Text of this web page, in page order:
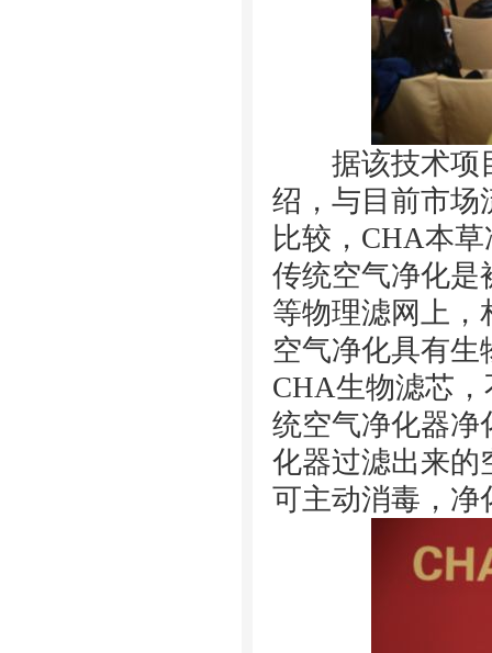
据该技术项目
绍，与目前市场
比较，CHA本
传统空气净化是
等物理滤网上，
空气净化具有生
CHA生物滤芯
统空气净化器净
化器过滤出来的
可主动消毒，净